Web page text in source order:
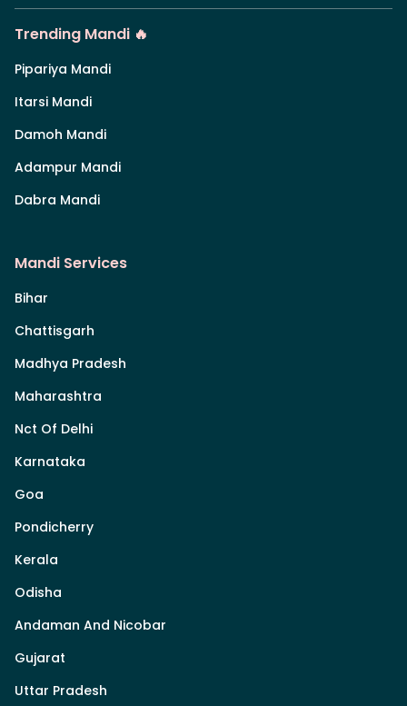
Trending Mandi 🔥
Pipariya Mandi
Itarsi Mandi
Damoh Mandi
Adampur Mandi
Dabra Mandi
Mandi Services
Bihar
Chattisgarh
Madhya Pradesh
Maharashtra
Nct Of Delhi
Karnataka
Goa
Pondicherry
Kerala
Odisha
Andaman And Nicobar
Gujarat
Uttar Pradesh